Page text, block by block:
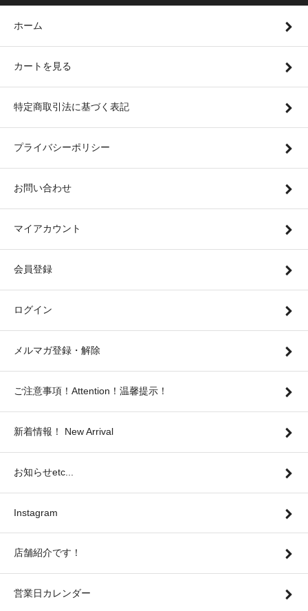
ホーム
カートを見る
特定商取引法に基づく表記
プライバシーポリシー
お問い合わせ
マイアカウント
会員登録
ログイン
メルマガ登録・解除
ご注意事項！Attention！温馨提示！
新着情報！ New Arrival
お知らせetc...
Instagram
店舗紹介です！
営業日カレンダー